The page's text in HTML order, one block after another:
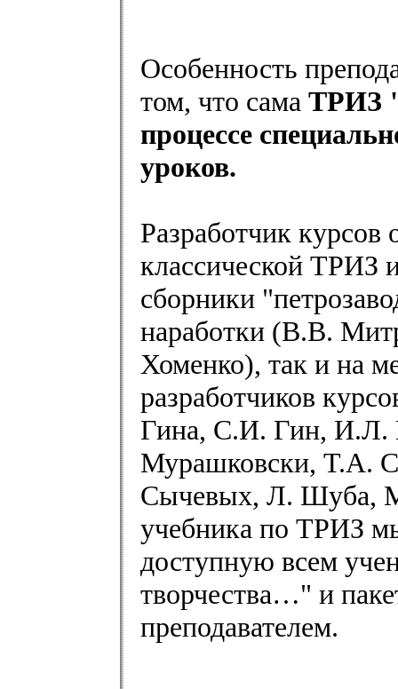
Особенность
том, что сама ТРИЗ
процессе
уроков.
Разработчик курсов
классической ТРИЗ
сборники
наработки (В.В.
Хоменко), так и на
разработчиков
Гина, С.И. Гин, И.Л.
Мурашковски, Т.А.
Сычевых, Л. Шуба,
учебника по ТРИЗ
доступную всем
творчества…" и
преподавателем.